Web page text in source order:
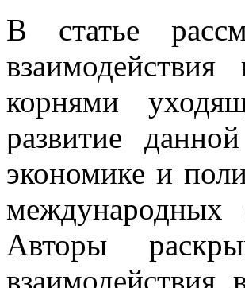
В статье
корнями
развитие
экономике и
международных
Авторы